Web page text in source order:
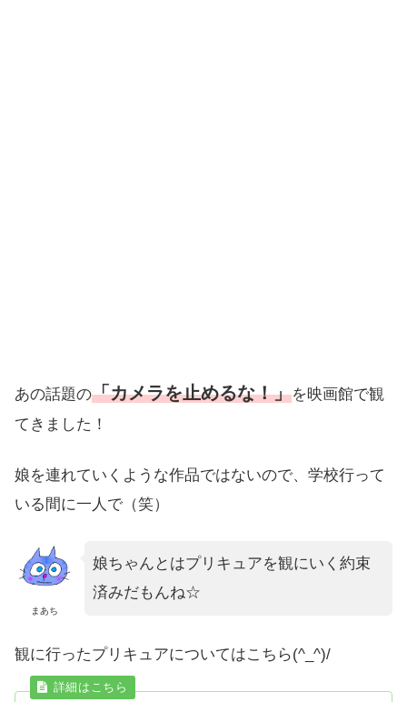
あの話題の「カメラを止めるな！」を映画館で観
てきました！
娘を連れていくような作品ではないので、学校行って
いる間に一人で（笑）
まあち
娘ちゃんとはプリキュアを観にいく約束
済みだもんね☆
観に行ったプリキュアについてはこちら(^_^)/